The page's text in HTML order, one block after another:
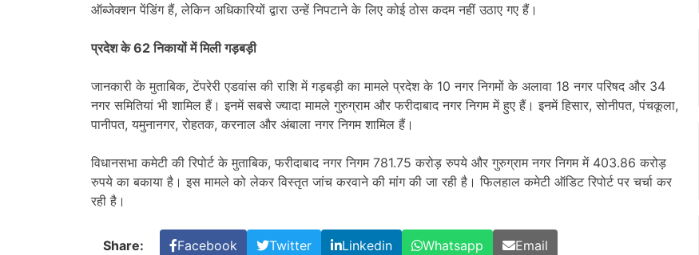
ऑब्जेक्शन पेंडिंग हैं, लेकिन अधिकारियों द्वारा उन्हें निपटाने के लिए कोई ठोस कदम नहीं उठाए गए हैं।
प्रदेश के 62 निकायों में मिली गड़बड़ी
जानकारी के मुताबिक, टेंपरेरी एडवांस की राशि में गड़बड़ी का मामले प्रदेश के 10 नगर निगमों के अलावा 18 नगर परिषद और 34
नगर समितियां भी शामिल हैं। इनमें सबसे ज्यादा मामले गुरुग्राम और फरीदाबाद नगर निगम में हुए हैं। इनमें हिसार, सोनीपत, पंचकूला,
पानीपत, यमुनानगर, रोहतक, करनाल और अंबाला नगर निगम शामिल हैं।
विधानसभा कमेटी की रिपोर्ट के मुताबिक, फरीदाबाद नगर निगम 781.75 करोड़ रुपये और गुरुग्राम नगर निगम में 403.86 करोड़
रुपये का बकाया है। इस मामले को लेकर विस्तृत जांच करवाने की मांग की जा रही है। फिलहाल कमेटी ऑडिट रिपोर्ट पर चर्चा कर
रही है।
Share: Facebook Twitter Linkedin Whatsapp Email